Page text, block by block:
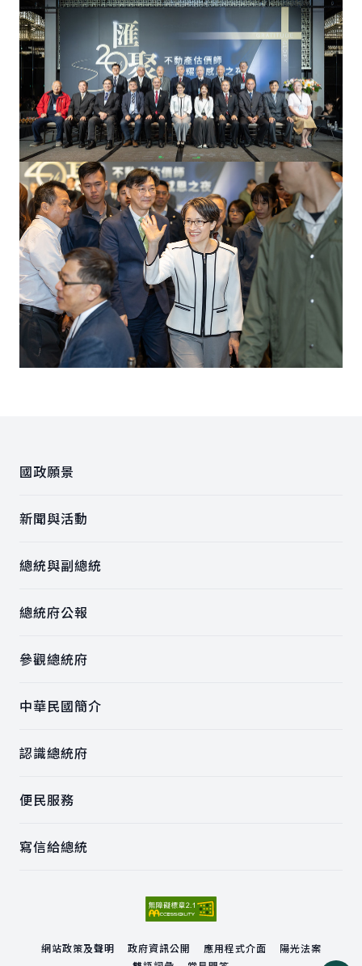
國政願景
新聞與活動
總統與副總統
總統府公報
參觀總統府
中華民國簡介
認識總統府
便民服務
寫信給總統
網站政策及聲明 政府資訊公開 應用程式介面
陽光法案